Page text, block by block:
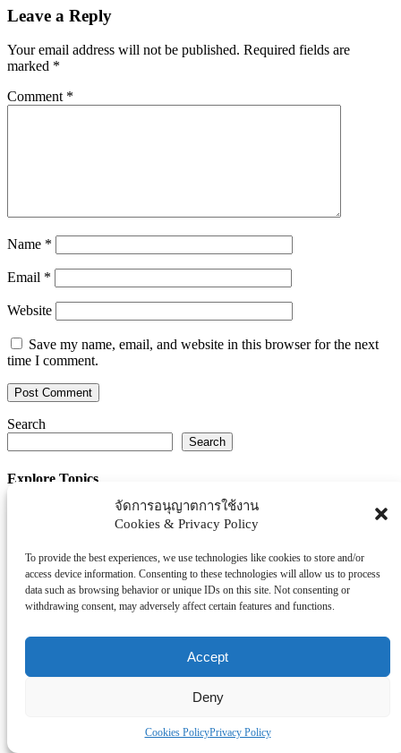
จัดการอนุญาตการใช้งาน
Cookies & Privacy Policy
To provide the best experiences, we use technologies like cookies to store and/or
access device information. Consenting to these technologies will allow us to process
data such as browsing behavior or unique IDs on this site. Not consenting or
withdrawing consent, may adversely affect certain features and functions.
Accept
Deny
Cookies PolicyPrivacy Policy
Leave a Reply
Your email address will not be published. Required fields are
marked *
Comment *
Name *
Email *
Website
Save my name, email, and website in this browser for the next
time I comment.
Search
Search
Explore Topics
Thaiworldtoday
Uncategorized
ธุรกิจ/ประกัน/การเงิน
บันเทิง/กีฬา
ภาครัฐ/ราชการ
ยานยนต์
โรงแรม/ท่องเที่ยว/อาหาร
Tag Clouds